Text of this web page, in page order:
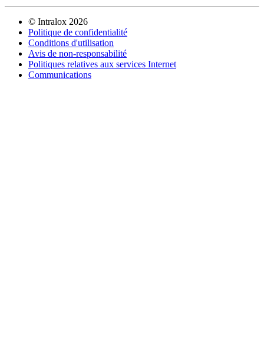
© Intralox 2026
Politique de confidentialité
Conditions d'utilisation
Avis de non-responsabilité
Politiques relatives aux services Internet
Communications